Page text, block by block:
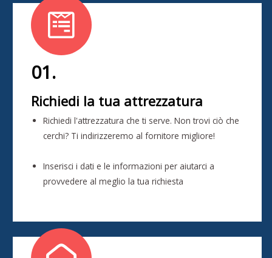
01.
Richiedi la tua attrezzatura
Richiedi l'attrezzatura che ti serve. Non trovi ciò che
cerchi? Ti indirizzeremo al fornitore migliore!
Inserisci i dati e le informazioni per aiutarci a
provvedere al meglio la tua richiesta